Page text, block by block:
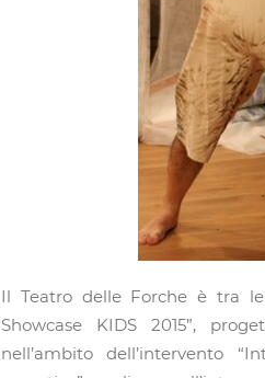
Il Teatro delle Forche è tra
Showcase KIDS 2015”,
nell’ambito dell’intervento